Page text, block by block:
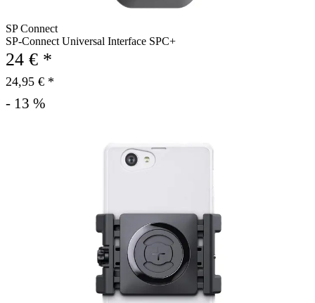
SP Connect
SP-Connect Universal Interface SPC+
24 € *
24,95 € *
- 13 %